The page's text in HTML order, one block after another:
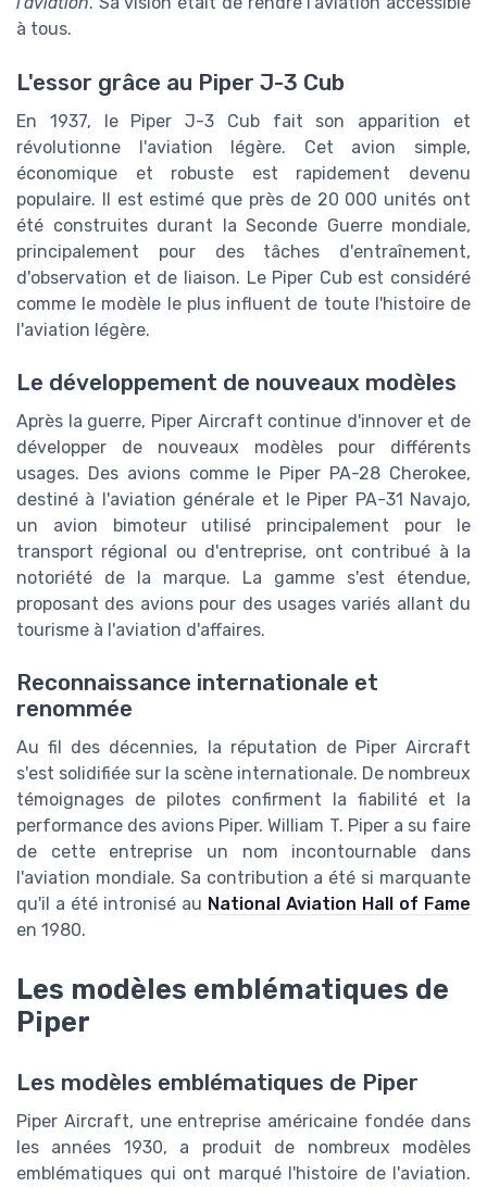
à tous.
L'essor grâce au Piper J-3 Cub
En 1937, le Piper J-3 Cub fait son apparition et
révolutionne l'aviation légère. Cet avion simple,
économique et robuste est rapidement devenu
populaire. Il est estimé que près de 20 000 unités ont
été construites durant la Seconde Guerre mondiale,
principalement pour des tâches d'entraînement,
d'observation et de liaison. Le Piper Cub est considéré
comme le modèle le plus influent de toute l'histoire de
l'aviation légère.
Le développement de nouveaux modèles
Après la guerre, Piper Aircraft continue d'innover et de
développer de nouveaux modèles pour différents
usages. Des avions comme le Piper PA-28 Cherokee,
destiné à l'aviation générale et le Piper PA-31 Navajo,
un avion bimoteur utilisé principalement pour le
transport régional ou d'entreprise, ont contribué à la
notoriété de la marque. La gamme s'est étendue,
proposant des avions pour des usages variés allant du
tourisme à l'aviation d'affaires.
Reconnaissance internationale et
renommée
Au fil des décennies, la réputation de Piper Aircraft
s'est solidifiée sur la scène internationale. De nombreux
témoignages de pilotes confirment la fiabilité et la
performance des avions Piper. William T. Piper a su faire
de cette entreprise un nom incontournable dans
l'aviation mondiale. Sa contribution a été si marquante
qu'il a été intronisé au National Aviation Hall of Fame
en 1980.
Les modèles emblématiques de
Piper
Les modèles emblématiques de Piper
Piper Aircraft, une entreprise américaine fondée dans
les années 1930, a produit de nombreux modèles
emblématiques qui ont marqué l'histoire de l'aviation.